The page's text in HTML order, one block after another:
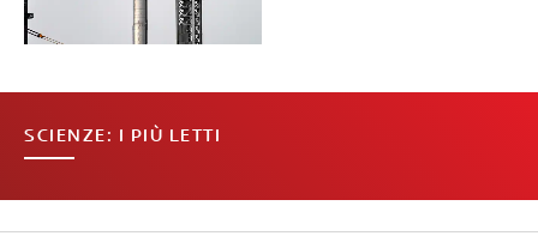
SCIENZE: I PIÙ LETTI